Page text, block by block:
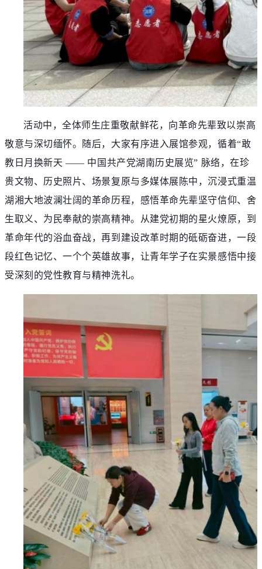
活动中，全体师生庄重敬献鲜花，向革命先辈致以崇高
敬意与深切缅怀。随后，大家有序进入展馆参观，循着“敢
教日月换新天 —— 中国共产党湖南历史展览” 脉络，在珍
贵文物、历史照片、场景复原与多媒体展陈中，沉浸式重温
湖湘大地波澜壮阔的革命历程，感悟革命先辈坚守信仰、舍
生取义、为民奉献的崇高精神。从建党初期的星火燎原，到
革命年代的浴血奋战，再到建设改革时期的砥砺奋进，一段
段红色记忆、一个个英雄故事，让青年学子在实景感悟中接
受深刻的党性教育与精神洗礼。